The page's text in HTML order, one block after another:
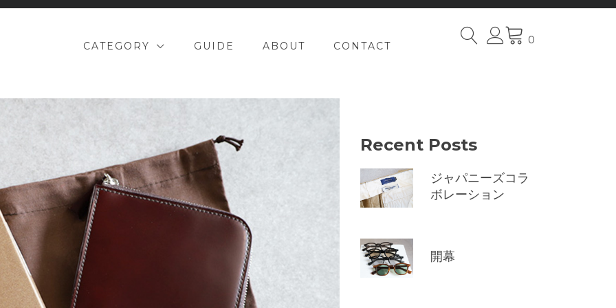
CATEGORY GUIDE ABOUT CONTACT 0
Recent Posts
ジャパニーズコラ
ボレーション
開幕